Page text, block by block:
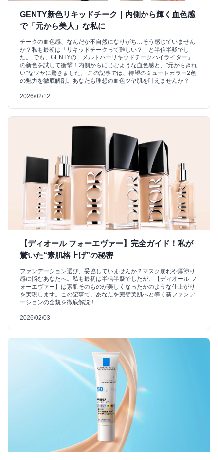
GENTY新色リキッドチーク｜内側から輝く血色感
で「元から美人」な私に
チークの血色感、なんだか不自然になりがち…そう感じていません
か？私も最初は「リキッドチークって難しい？」と半信半疑でし
た。 でも、GENTYの「メルトハーリキッドチークハイライター」
の新色を試して衝撃！内側からにじむような血色感と、"元からきれ
い"なツヤに驚きました。 この記事では、待望のミュートカラー2色
の魅力を徹底解剖。あなたも理想の血色ツヤ肌を叶えませんか？
2026/02/12
【ディオール フォーエヴァー】完全ガイド！私が
驚いた“素肌格上げ”の秘密
ファンデーション選び、妥協していませんか？マスク崩れや厚塗り
感に悩むあなたへ。私も最初は半信半疑でしたが、【ディオール フ
ォーエヴァー】は素肌そのものが美しくなったかのような仕上がり
を実現します。この記事で、あなたを完璧美肌へと導く新ファンデ
ーションの全貌を徹底解説！
2026/02/03